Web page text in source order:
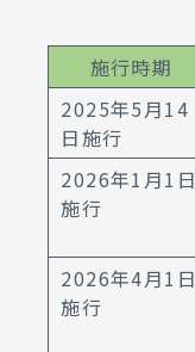
施行時期
2025年5月14
日施行
2026年1月1日
施行
2026年4月1日
施行